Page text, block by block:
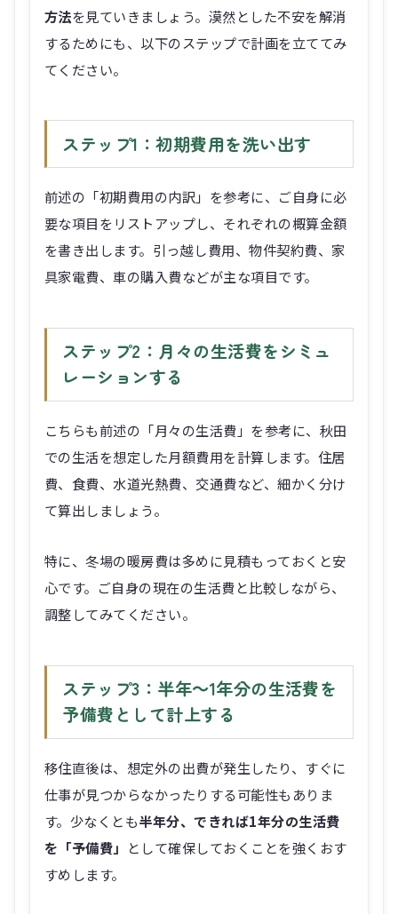
方法を見ていきましょう。漠然とした不安を解消
するためにも、以下のステップで計画を立ててみ
てください。
ステップ1：初期費用を洗い出す
前述の「初期費用の内訳」を参考に、ご自身に必
要な項目をリストアップし、それぞれの概算金額
を書き出します。引っ越し費用、物件契約費、家
具家電費、車の購入費などが主な項目です。
ステップ2：月々の生活費をシミュ
レーションする
こちらも前述の「月々の生活費」を参考に、秋田
での生活を想定した月額費用を計算します。住居
費、食費、水道光熱費、交通費など、細かく分け
て算出しましょう。
特に、冬場の暖房費は多めに見積もっておくと安
心です。ご自身の現在の生活費と比較しながら、
調整してみてください。
ステップ3：半年～1年分の生活費を
予備費として計上する
移住直後は、想定外の出費が発生したり、すぐに
仕事が見つからなかったりする可能性もありま
す。少なくとも半年分、できれば1年分の生活費
を「予備費」 として確保しておくことを強くおす
すめします。